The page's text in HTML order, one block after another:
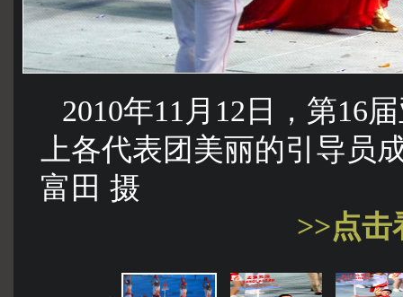
2010年11月12日，第16
上各代表团美丽的引导员
富田 摄
>>点击